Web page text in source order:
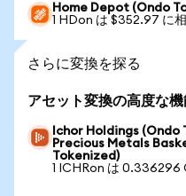
Home Depot (Ondo
1 HDon は $352.97 に
さらに変換を探る
アセット変換の高度な機
Ichor Holdings (Ondo
Precious Metals
Tokenized)
1 ICHRon は 0.336296